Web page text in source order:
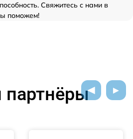
Свяжитесь с нами в
поможем!